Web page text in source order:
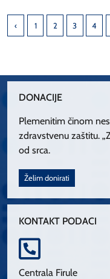
1 2 3 4
DONACIJE
Plemenitim činom
zdravstvenu zaštitu.
od srca.
Želim donirati
KONTAKT PODACI
Centrala Firule